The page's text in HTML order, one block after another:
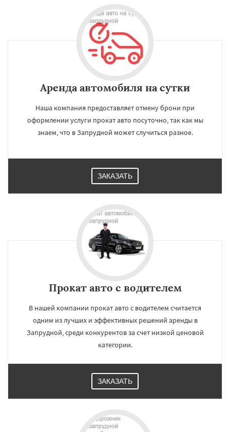
Аренда автомобиля на сутки
Наша компания предоставляет отмену брони при
оформлении услуги прокат авто посуточно, так как мы
знаем, что в Запрудной может случиться разное.
ЗАКАЗАТЬ
Прокат авто с водителем
В нашей компании прокат авто с водителем считается
одним из лучших и эффективных решений аренды в
Запрудной, среди конкурентов за счет низкой ценовой
категории.
ЗАКАЗАТЬ